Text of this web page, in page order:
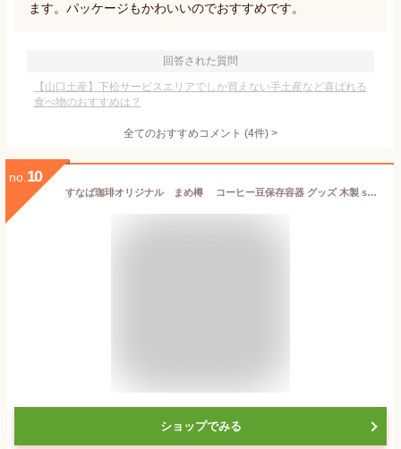
ます。パッケージもかわいいのでおすすめです。
回答された質問
【山口土産】下松サービスエリアでしか買えない手土産など喜ばれる
食べ物のおすすめは？
全てのおすすめコメント (4件) >
no. 10
すなば珈琲オリジナル まめ樽 コーヒー豆保存容器 グッズ 木製 sunaba coffee 鳥取 お土産
ショップでみる